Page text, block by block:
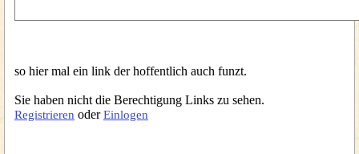
so hier mal ein link der hoffentlich auch funzt.
Sie haben nicht die Berechtigung Links zu sehen.
Registrieren oderEinlogen